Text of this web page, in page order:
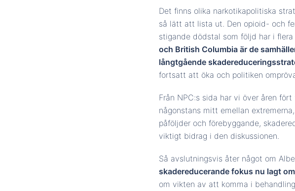
Det finns olika narkotikapolitiska
så lätt att lista ut. Den opioid- och
stigande dödstal som följd har i
och British Columbia är de
långtgående
fortsatt att öka och politiken
Från NPC:s sida har vi över åren
någonstans mitt emellan
påföljder och förebyggande,
viktigt bidrag i den diskussionen.
Så avslutningsvis åter något om
skadereducerande fokus nu lagt
om vikten av att komma i